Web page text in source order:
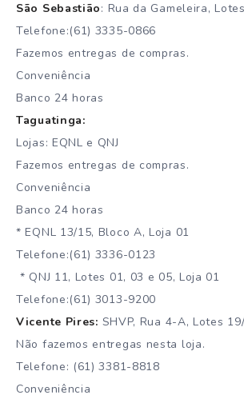
São Sebastião: Rua da Gameleira,
Telefone:(61) 3335-0866
Fazemos entregas de compras.
Conveniência
Banco 24 horas
Taguatinga:
Lojas: EQNL e QNJ
Fazemos entregas de compras.
Conveniência
Banco 24 horas
* EQNL 13/15, Bloco A, Loja 01
Telefone:(61) 3336-0123
* QNJ 11, Lotes 01, 03 e 05, Loja 01
Telefone:(61) 3013-9200
Vicente Pires: SHVP, Rua 4-A, Lotes
Não fazemos entregas nesta loja.
Telefone: (61) 3381-8818
Conveniência